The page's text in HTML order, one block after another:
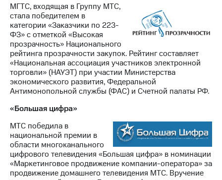
МГТС, входящая в Группу МТС,
стала победителем в
категории «Заказчики по 223-
ФЗ» с отметкой «Высокая
прозрачность» Национального
рейтинга прозрачности закупок. Рейтинг составляет
«Национальная ассоциация участников электронной
торговли» (НАУЭТ) при участии Министерства
экономического развития, Федеральной
Антимонопольной службы (ФАС) и Счетной палаты РФ.
«Большая цифра»
МТС победила в
национальной премии в
области многоканального
цифрового телевидения «Большая цифра» в номинации
«Маркетинговое продвижение компании-оператора» за
продвижение домашнего телевидения МТС. Вручение